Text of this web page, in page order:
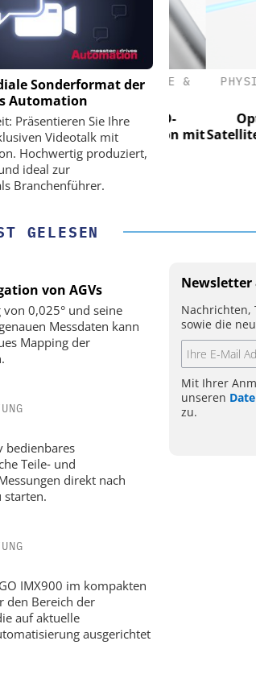
Sonderformat der
Automation
Präsentieren Sie Ihre
Videotalk mit
Hochwertig produziert,
ideal zur
Branchenführer.
(PI) SE &
CO. KG
Laserlinks für LEO-
Präzision mit
PI-Kippspiegeln!
PHYSIK
Satelliten:
GELESEN
von AGVs
0,025° und seine
Messdaten kann
Mapping der
bedienbares
Teile‑ und
direkt nach
starten.
IMX900 im kompakten
den Bereich der
auf aktuelle
ausgerichtet
Newsletter
Nachrichten,
sowie die
Mit Ihrer
unseren
zu.